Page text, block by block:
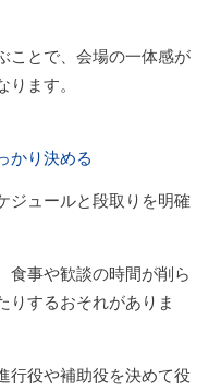
ことで、会場の一体感が
ます。
かり決める
ジュールと段取りを明確
食事や歓談の時間が削ら
りするおそれがありま
行役や補助役を決めて役